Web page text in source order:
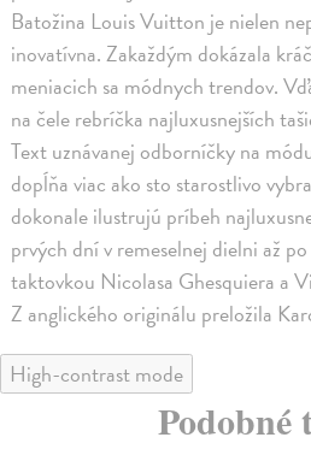
Batožina Louis Vuitton je nielen
inovatívna. Zakaždým dokázala
meniacich sa módnych trendov.
na čele rebríčka najluxusnejších
Text uznávanej odborníčky na
dopĺňa viac ako sto starostlivo
dokonale ilustrujú príbeh
prvých dní v remeselnej dielni až
taktovkou Nicolasa Ghesquiera a
Z anglického originálu preložila
High-contrast mode